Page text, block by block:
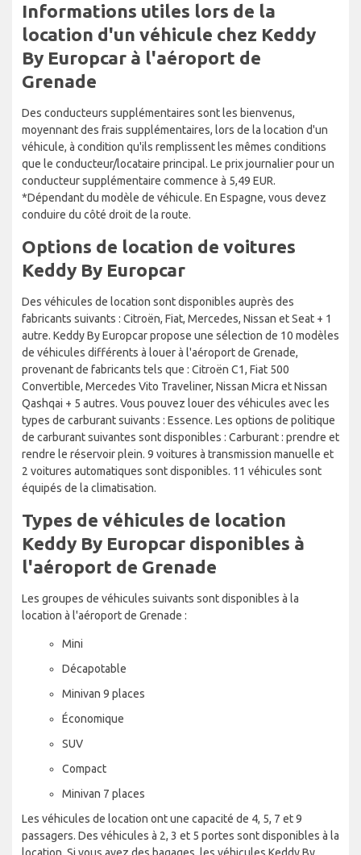
Informations utiles lors de la
location d'un véhicule chez Keddy
By Europcar à l'aéroport de
Grenade
Des conducteurs supplémentaires sont les bienvenus,
moyennant des frais supplémentaires, lors de la location d'un
véhicule, à condition qu'ils remplissent les mêmes conditions
que le conducteur/locataire principal. Le prix journalier pour un
conducteur supplémentaire commence à 5,49 EUR.
*Dépendant du modèle de véhicule. En Espagne, vous devez
conduire du côté droit de la route.
Options de location de voitures
Keddy By Europcar
Des véhicules de location sont disponibles auprès des
fabricants suivants : Citroën, Fiat, Mercedes, Nissan et Seat + 1
autre. Keddy By Europcar propose une sélection de 10 modèles
de véhicules différents à louer à l'aéroport de Grenade,
provenant de fabricants tels que : Citroën C1, Fiat 500
Convertible, Mercedes Vito Traveliner, Nissan Micra et Nissan
Qashqai + 5 autres. Vous pouvez louer des véhicules avec les
types de carburant suivants : Essence. Les options de politique
de carburant suivantes sont disponibles : Carburant : prendre et
rendre le réservoir plein. 9 voitures à transmission manuelle et
2 voitures automatiques sont disponibles. 11 véhicules sont
équipés de la climatisation.
Types de véhicules de location
Keddy By Europcar disponibles à
l'aéroport de Grenade
Les groupes de véhicules suivants sont disponibles à la
location à l'aéroport de Grenade :
Mini
Décapotable
Minivan 9 places
Économique
SUV
Compact
Minivan 7 places
Les véhicules de location ont une capacité de 4, 5, 7 et 9
passagers. Des véhicules à 2, 3 et 5 portes sont disponibles à la
location. Si vous avez des bagages, les véhicules Keddy By